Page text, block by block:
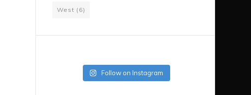
West (6)
Follow on Instagram